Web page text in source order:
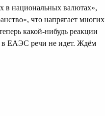
в национальных валютах»,
что напрягает многих
какой-нибудь реакции
в ЕАЭС речи не идет. Ждём